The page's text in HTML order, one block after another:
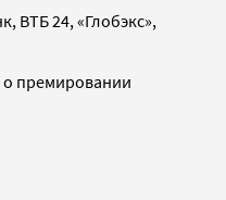
ВТБ 24, «Глобэкс»,
о премировании